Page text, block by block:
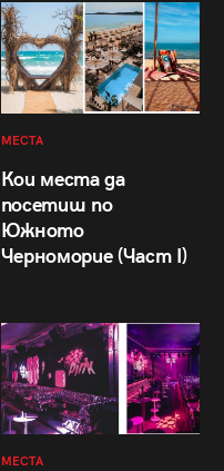
МЕСТА
Кои места да
посетиш по
Южното
Черноморие (Част I)
МЕСТА